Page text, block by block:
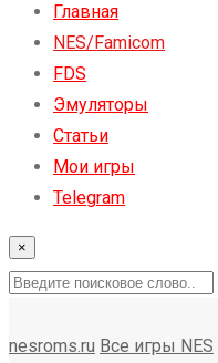
Главная
NES/Famicom
FDS
Эмуляторы
Статьи
Мои игры
Telegram
×
nesroms.ru Все игры NES